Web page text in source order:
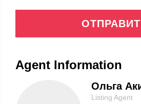
Agent Information
Ольга
Listing Agent